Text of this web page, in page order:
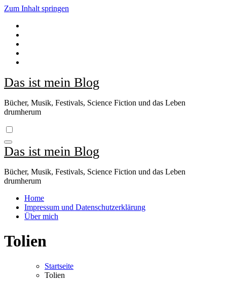
Zum Inhalt springen
Das ist mein Blog
Bücher, Musik, Festivals, Science Fiction und das Leben
drumherum
Das ist mein Blog
Bücher, Musik, Festivals, Science Fiction und das Leben
drumherum
Home
Impressum und Datenschutzerklärung
Über mich
Tolien
Startseite
Tolien